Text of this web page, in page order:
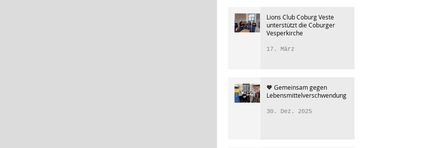
Lions Club Coburg Veste
unterstützt die Coburger
Vesperkirche
17. März
🧡 Gemeinsam gegen
Lebensmittelverschwendung
30. Dez. 2025